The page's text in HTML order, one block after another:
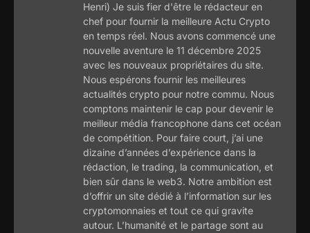
Henri) Je suis fier d'être le rédacteur en
chef pour fournir la meilleure Actu Crypto
en temps réel. Nous avons commencé une
nouvelle aventure le 11 décembre 2025
avec les nouveaux propriétaires du site.
Nous espérons fournir les meilleures
actualités crypto pour notre commu. Nous
comptons maintenir le cap pour devenir le
meilleur média francophone dans cet océan
de compétition. Pour faire court, j’ai une
dizaine d’années d’expérience dans la
rédaction, le trading, la communication, et
bien sûr dans le web3. Notre ambition est
d’offrir un site dédié à l’information sur les
cryptomonnaies et tout ce qui gravite
autour. L’humanité et le partage sont au